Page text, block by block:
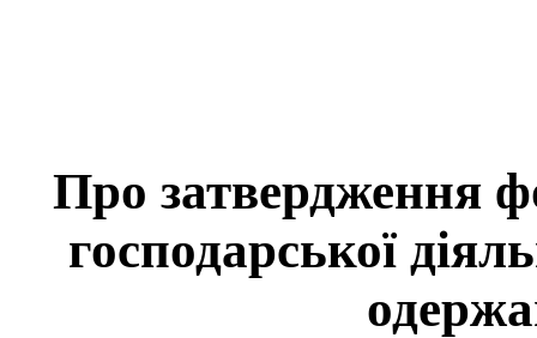
Про затвердження
господарської